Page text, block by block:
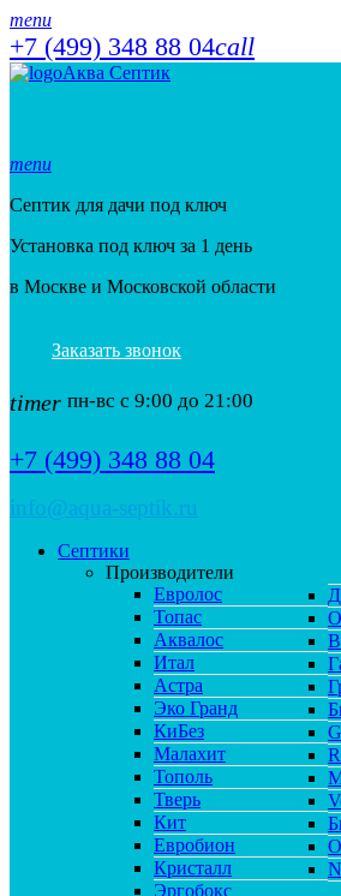
menu
+7 (499) 348 88 04call
Аква Септик
menu
Септик для дачи под ключ
Установка под ключ за 1 день
в Москве и Московской области
Заказать звонок
timer пн-вс с 9:00 до 21:00
+7 (499) 348 88 04
info@aqua-septik.ru
Септики
Производители
Евролос
Топас
Аквалос
Итал
Астра
Эко Гранд
КиБез
Малахит
Тополь
Тверь
Кит
Евробион
Кристалл
Эргобокс